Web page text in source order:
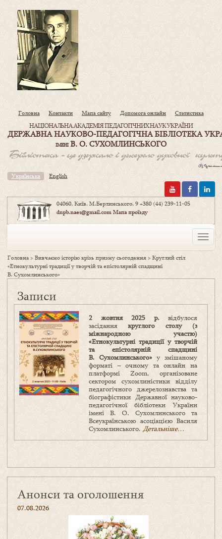
Головна Контакти Мапа сайту Допомога онлайн Статистика
НАЦІОНАЛЬНА АКАДЕМІЯ ПЕДАГОГІЧНИХ НАУК УКРАЇНИ
ДЕРЖАВНА НАУКОВО-ПЕДАГОГІЧНА БІБЛІОТЕКА
ІМЕНІВ. О. СУХОМЛИНСЬКОГО
Українська English
04060, Київ, М.Берлинського, 9+380 (44) 239-11-05
dnpb.naes@gmail.comМапа проїзду
Toggle
Головна >Вивчаємо історію крізь призму сьогодення >Круглий стіл
«Етнокультурні традиції у творчій та епістолярній спадщині
В. Сухомлинського»
Записи
2 жовтня 2025 р. відбулося
засіданнякруглого столу (з
міжнародною участю)
«Етнокультурні традиції у творчій
та епістолярній спадщині
В. Сухомлинського» у змішаному
форматі – очному та онлайн на
платформі Zoom, організоване
сектором сухомлиністики відділу
педагогічного джерелознавства та
біографістики Державної науково-
педагогічної бібліотеки України
імені В. О. Сухомлинського та
Всеукраїнською асоціацією Василя
Сухомлинського. Детальніше…
Анонси та оголошення
07.08.2026